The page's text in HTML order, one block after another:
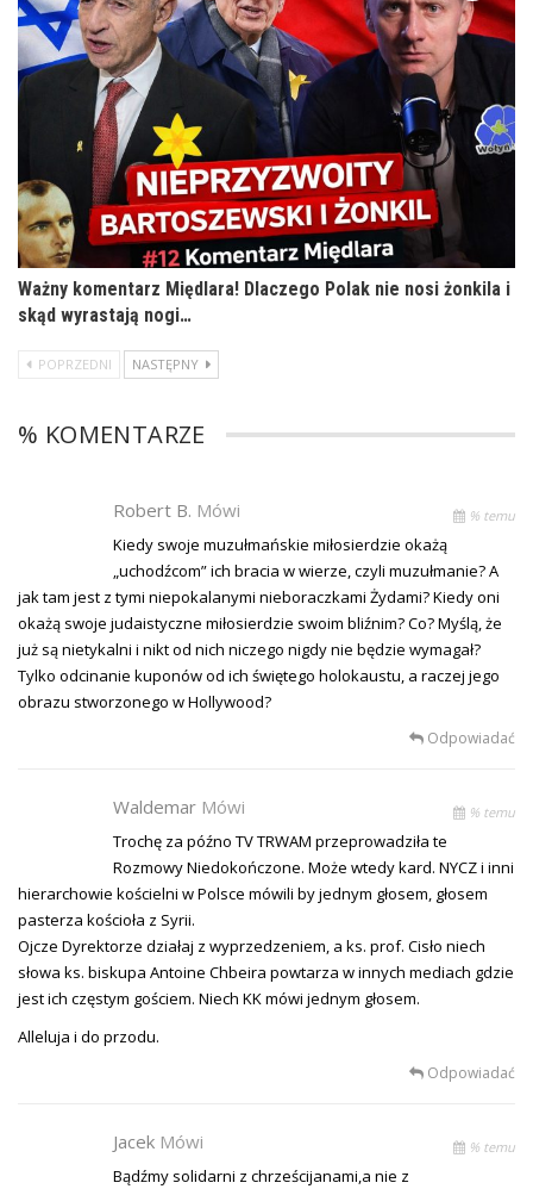
Ważny komentarz Międlara! Dlaczego Polak nie nosi żonkila i
skąd wyrastają nogi…
POPRZEDNI NASTĘPNY
% KOMENTARZE
Robert B. Mówi % temu
Kiedy swoje muzułmańskie miłosierdzie okażą
„uchodźcom” ich bracia w wierze, czyli muzułmanie? A
jak tam jest z tymi niepokalanymi nieboraczkami Żydami? Kiedy oni
okażą swoje judaistyczne miłosierdzie swoim bliźnim? Co? Myślą, że
już są nietykalni i nikt od nich niczego nigdy nie będzie wymagał?
Tylko odcinanie kuponów od ich świętego holokaustu, a raczej jego
obrazu stworzonego w Hollywood?
Odpowiadać
Waldemar Mówi % temu
Trochę za późno TV TRWAM przeprowadziła te
Rozmowy Niedokończone. Może wtedy kard. NYCZ i inni
hierarchowie kościelni w Polsce mówili by jednym głosem, głosem
pasterza kościoła z Syrii.
Ojcze Dyrektorze działaj z wyprzedzeniem, a ks. prof. Cisło niech
słowa ks. biskupa Antoine Chbeira powtarza w innych mediach gdzie
jest ich częstym gościem. Niech KK mówi jednym głosem.
Alleluja i do przodu.
Odpowiadać
Jacek Mówi % temu
Bądźmy solidarni z chrześcijanami,a nie z